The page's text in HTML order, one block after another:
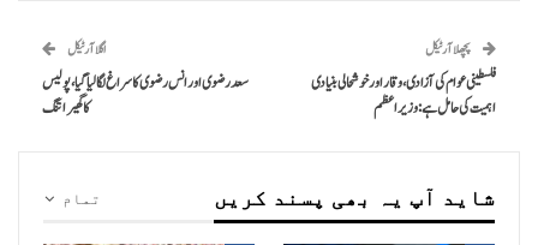
پچھلا آرٹیکل
فلسطینی عوام کی آزادی، وقار اور خوشحالی بنیادی
اہمیت کی حامل ہے: وزیراعظم
اگلا آرٹیکل
سعد رضوی اور انس رضوی کا سراغ لگا لیا گیا، پولیس
کا گھیرا تنگ
تمام شاید آپ یہ بھی پسند کریں